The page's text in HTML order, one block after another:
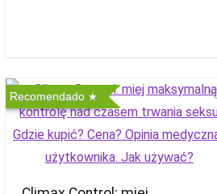
Recomendado